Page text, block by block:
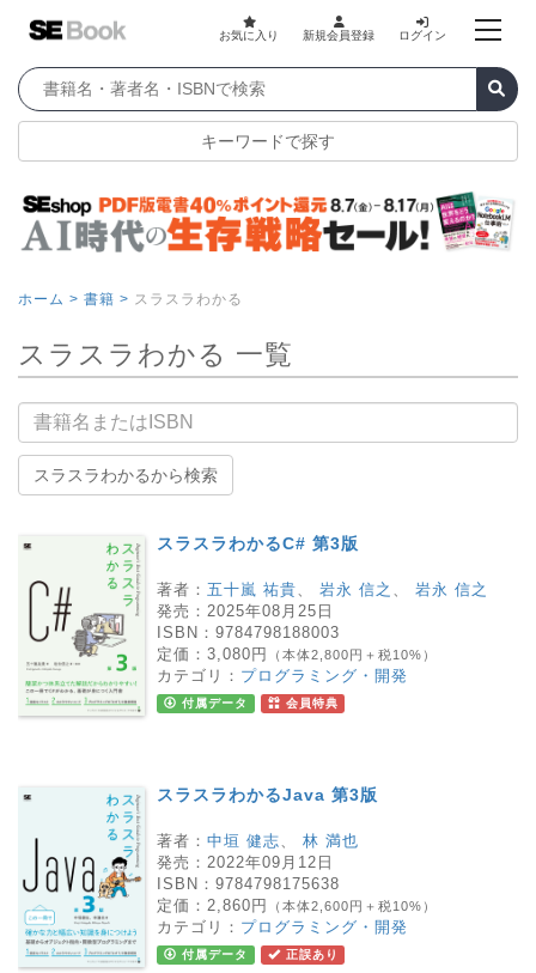
お気に入り 新規会員登録 ログイン
キーワードで探す
ホーム > 書籍 > スラスラわかる
スラスラわかる 一覧
書籍名
スラスラわかるから検索
スラスラわかるC# 第3版
著者： 五十嵐 祐貴 岩永 信之
岩永 信之
発売： 2025年08月25日
ISBN： 9784798188003
定価： 3,080円 （本体2,800円＋税10%）
カテゴリ： プログラミング・開発
付属データ 会員特典
スラスラわかるJava 第3版
著者： 中垣 健志
林 満也
発売： 2022年09月12日
ISBN： 9784798175638
定価： 2,860円 （本体2,600円＋税10%）
カテゴリ： プログラミング・開発
付属データ 正誤あり